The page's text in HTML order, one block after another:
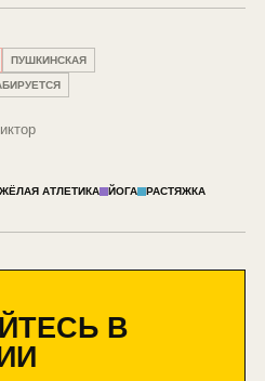
ПУШКИНСКАЯ
АТЛЕТИКА ЙОГА
РАСТЯЖКА
В